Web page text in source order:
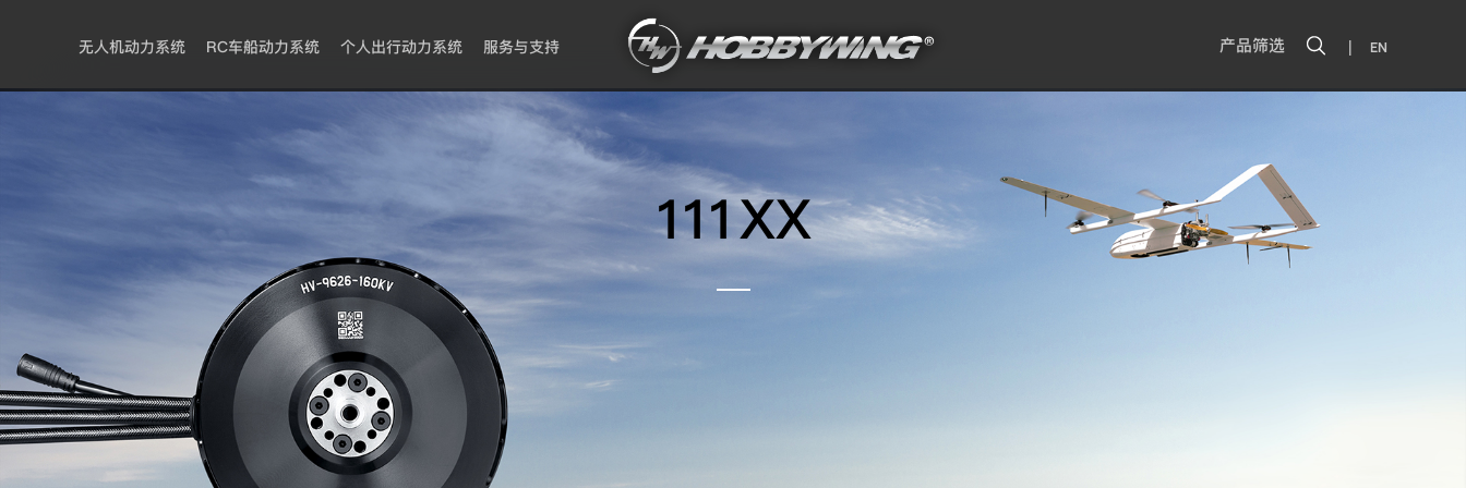
无人机动力系统 RC车船动力系统 个人出行动力系统 服务与支持 产品筛选 | EN
111XX